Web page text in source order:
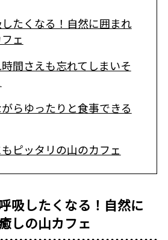
たくなる！自然に囲まれ
ェ
間さえも忘れてしまいそ
らゆったりと食事できる
ピッタリの山のカフェ
吸したくなる！自然に
しの山カフェ